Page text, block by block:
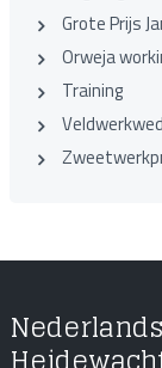
Grote Prijs
Orweja
Training